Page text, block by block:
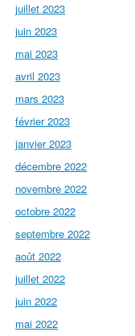
juillet 2023
juin 2023
mai 2023
avril 2023
mars 2023
février 2023
janvier 2023
décembre 2022
novembre 2022
octobre 2022
septembre 2022
août 2022
juillet 2022
juin 2022
mai 2022